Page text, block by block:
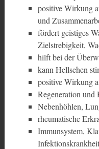
positive Wirkung
und
fördert geistiges
Zielstrebigkeit,
hilft bei der
kann Hellsehen
positive Wirkung
Regeneration und
Nebenhöhlen,
rheumatische
Immunsystem,